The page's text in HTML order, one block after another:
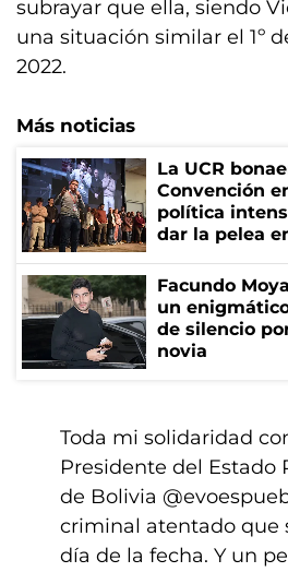
subrayar que ella, siendo
una situación similar el 1º
2022.
Más noticias
La UCR
Convención
política
dar la pelea
Facundo
un
de silencio
novia
Toda mi solidaridad
Presidente del Estado
de Bolivia
criminal atentado que
día de la fecha. Y un